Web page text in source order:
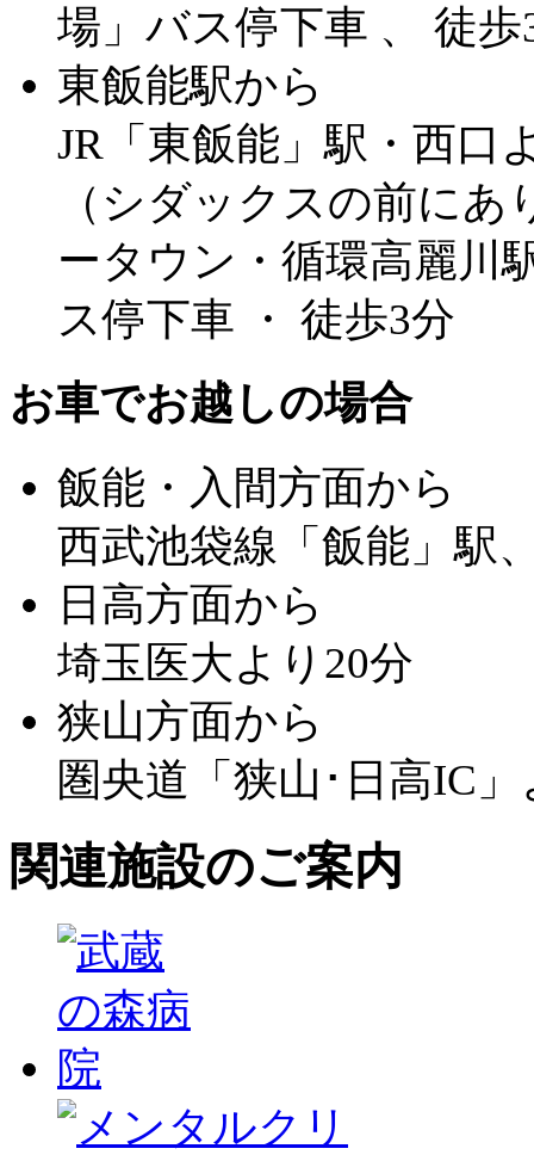
場」バス停下車 、 徒歩
東飯能駅から
JR「東飯能」駅・西口
（シダックスの前に
ータウン・循環高麗川
ス停下車 ・ 徒歩3分
お車でお越しの場合
飯能・入間方面から
西武池袋線「飯能」駅
日高方面から
埼玉医大より20分
狭山方面から
圏央道「狭山･日高IC
関連施設のご案内